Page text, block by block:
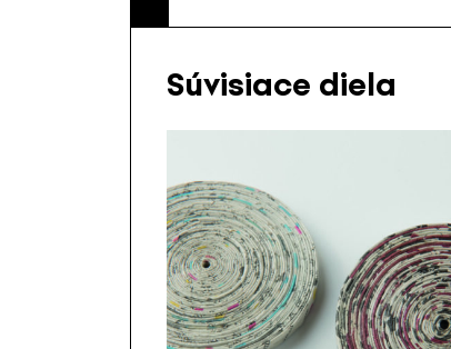
Súvisiace diela